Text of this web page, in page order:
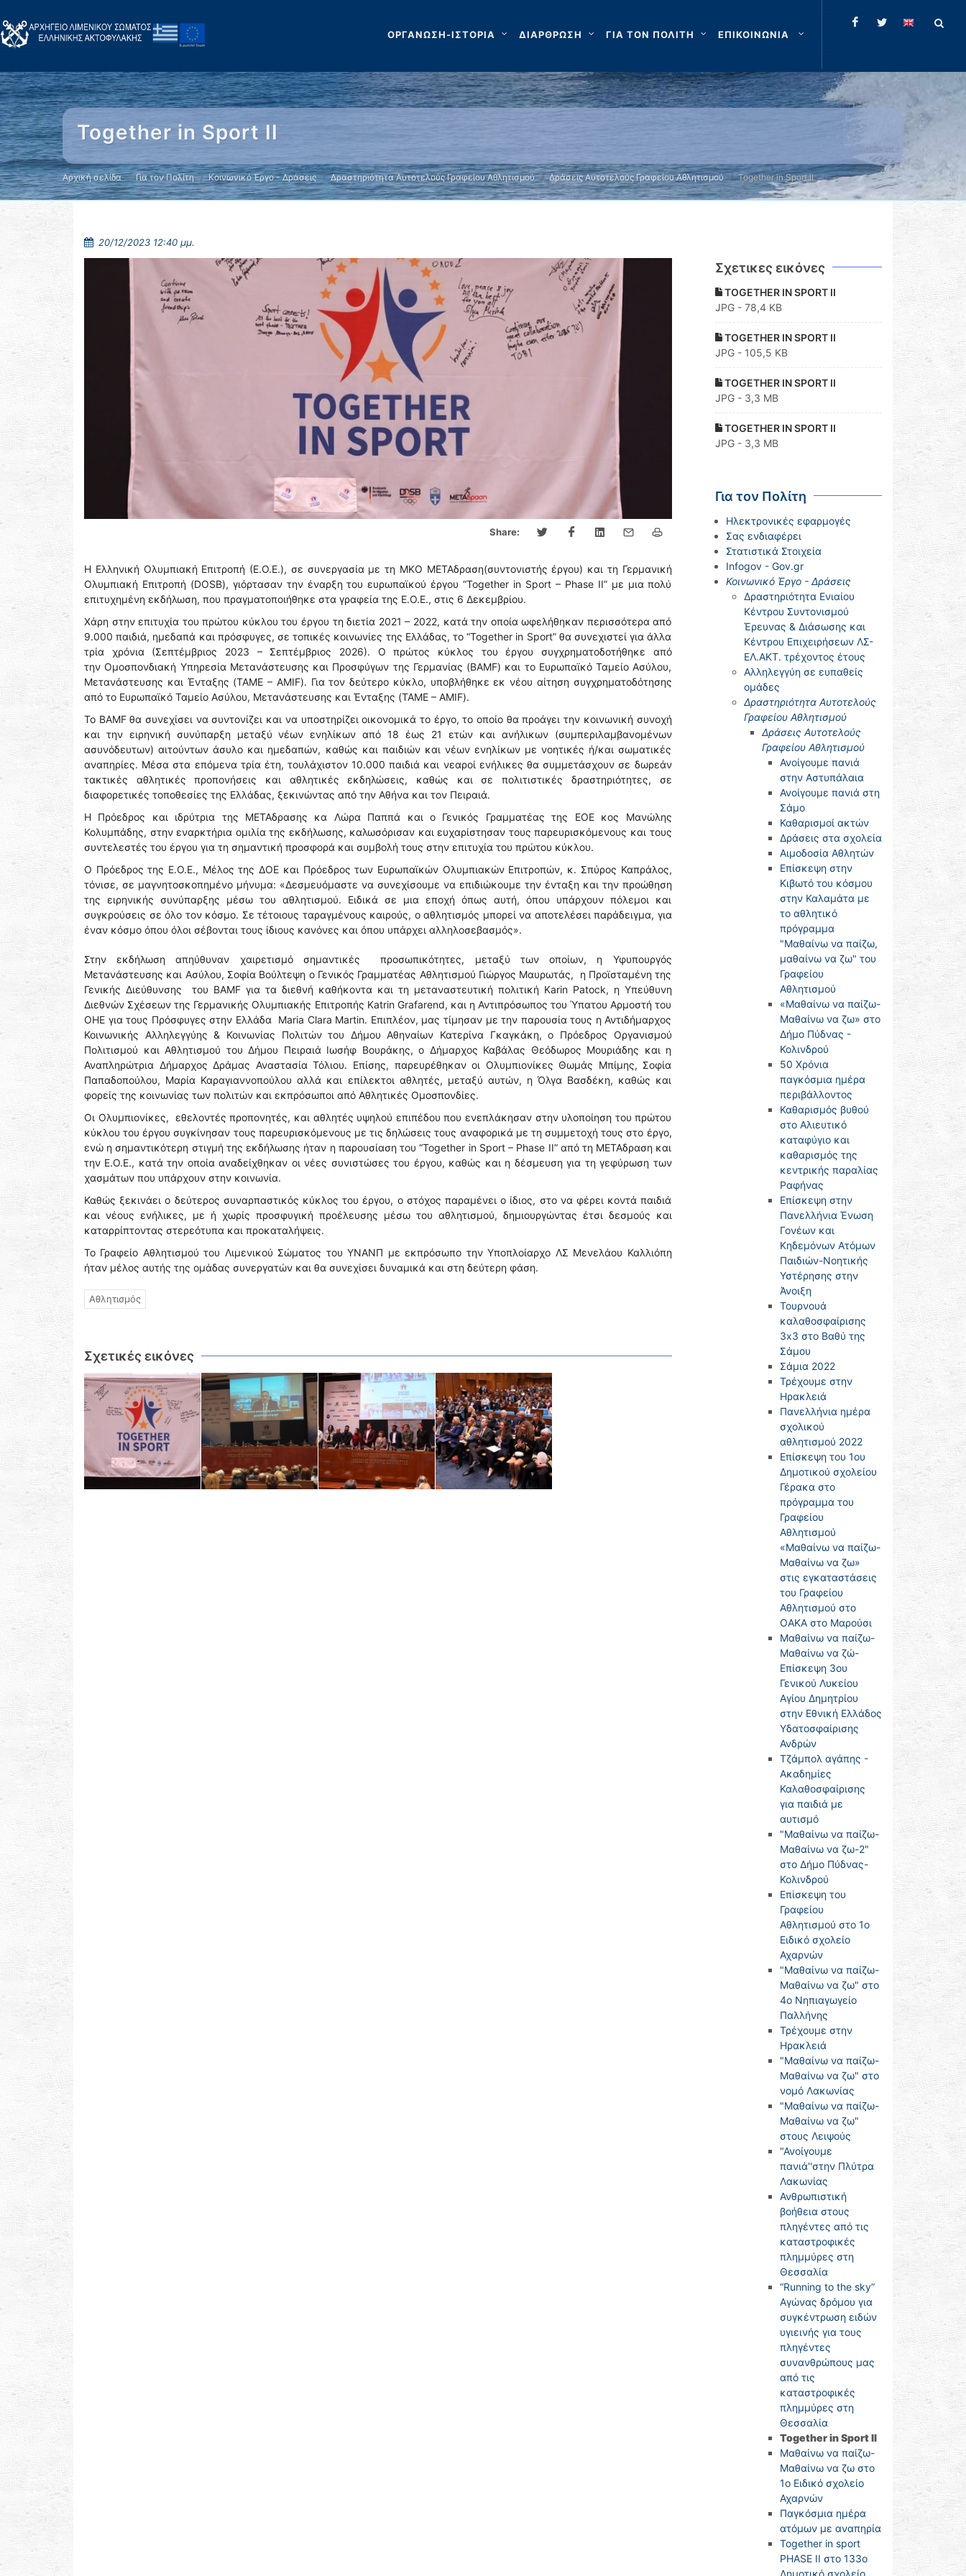
ΟΡΓΑΝΩΣΗ-ΙΣΤΟΡΙΑ ΔΙΑΡΘΡΩΣΗ ΓΙΑ ΤΟΝ ΠΟΛΙΤΗ ΕΠΙΚΟΙΝΩΝΙΑ
Together in Sport II
Αρχική σελίδα Για τον Πολίτη Κοινωνικό Έργο - Δράσεις Δραστηριότητα Αυτοτελούς Γραφείου Αθλητισμού Δράσεις Αυτοτελούς Γραφείου Αθλητισμού Together in Sport II
20/12/2023 12:40 μμ.
Share:
Η Ελληνική Ολυμπιακή Επιτροπή (Ε.Ο.Ε.), σε συνεργασία με τη ΜΚΟ ΜΕΤΑδραση(συντονιστής έργου) και τη Γερμανική
Ολυμπιακή Επιτροπή (DOSB), γιόρτασαν την έναρξη του ευρωπαϊκού έργου “Together in Sport – Phase II” με μια πολύ
επιτυχημένη εκδήλωση, που πραγματοποιήθηκε στα γραφεία της Ε.Ο.Ε., στις 6 Δεκεμβρίου.
Χάρη στην επιτυχία του πρώτου κύκλου του έργου τη διετία 2021 – 2022, κατά την οποία ωφελήθηκαν περισσότερα από
9.000 παιδιά, ημεδαπά και πρόσφυγες, σε τοπικές κοινωνίες της Ελλάδας, το “Together in Sport” θα συνεχιστεί για άλλα
τρία χρόνια (Σεπτέμβριος 2023 – Σεπτέμβριος 2026). Ο πρώτος κύκλος του έργου συγχρηματοδοτήθηκε από
την Ομοσπονδιακή Υπηρεσία Μετανάστευσης και Προσφύγων της Γερμανίας (BAMF) και το Ευρωπαϊκό Ταμείο Ασύλου,
Μετανάστευσης και Ένταξης (TAME – AMIF). Για τον δεύτερο κύκλο, υποβλήθηκε εκ νέου αίτηση συγχρηματοδότησης
από το Ευρωπαϊκό Ταμείο Ασύλου, Μετανάστευσης και Ένταξης (TAME – AMIF).
Το BAMF θα συνεχίσει να συντονίζει και να υποστηρίζει οικονομικά το έργο, το οποίο θα προάγει την κοινωνική συνοχή
και την ειρηνική συνύπαρξη μεταξύ νέων ενηλίκων από 18 έως 21 ετών και ανήλικων (συμπεριλαμβανομένων
ασυνόδευτων) αιτούντων άσυλο και ημεδαπών, καθώς και παιδιών και νέων ενηλίκων με νοητικές ή/και σωματικές
αναπηρίες. Μέσα στα επόμενα τρία έτη, τουλάχιστον 10.000 παιδιά και νεαροί ενήλικες θα συμμετάσχουν σε δωρεάν
τακτικές αθλητικές προπονήσεις και αθλητικές εκδηλώσεις, καθώς και σε πολιτιστικές δραστηριότητες, σε
διαφορετικές τοποθεσίες της Ελλάδας, ξεκινώντας από την Αθήνα και τον Πειραιά.
Η Πρόεδρος και ιδρύτρια της ΜΕΤΑδρασης κα Λώρα Παππά και ο Γενικός Γραμματέας της ΕΟΕ κος Μανώλης
Κολυμπάδης, στην εναρκτήρια ομιλία της εκδήλωσης, καλωσόρισαν και ευχαρίστησαν τους παρευρισκόμενους και τους
συντελεστές του έργου για τη σημαντική προσφορά και συμβολή τους στην επιτυχία του πρώτου κύκλου.
Ο Πρόεδρος της Ε.Ο.Ε., Μέλος της ΔΟΕ και Πρόεδρος των Ευρωπαϊκών Ολυμπιακών Επιτροπών, κ. Σπύρος Καπράλος,
τόνισε, σε μαγνητοσκοπημένο μήνυμα: «Δεσμευόμαστε να συνεχίσουμε να επιδιώκουμε την ένταξη και την προώθηση
της ειρηνικής συνύπαρξης μέσω του αθλητισμού. Ειδικά σε μια εποχή όπως αυτή, όπου υπάρχουν πόλεμοι και
συγκρούσεις σε όλο τον κόσμο. Σε τέτοιους ταραγμένους καιρούς, ο αθλητισμός μπορεί να αποτελέσει παράδειγμα, για
έναν κόσμο όπου όλοι σέβονται τους ίδιους κανόνες και όπου υπάρχει αλληλοσεβασμός».
Στην εκδήλωση απηύθυναν χαιρετισμό σημαντικές προσωπικότητες, μεταξύ των οποίων, η Υφυπoυργός
Μετανάστευσης και Ασύλου, Σοφία Βούλτεψη ο Γενικός Γραμματέας Αθλητισμού Γιώργος Μαυρωτάς, η Προϊσταμένη της
Γενικής Διεύθυνσης του BAMF για τα διεθνή καθήκοντα και τη μεταναστευτική πολιτική Karin Patock, η Υπεύθυνη
Διεθνών Σχέσεων της Γερμανικής Ολυμπιακής Επιτροπής Katrin Grafarend, και η Αντιπρόσωπος του Ύπατου Αρμοστή του
ΟΗΕ για τους Πρόσφυγες στην Ελλάδα Maria Clara Martin. Επιπλέον, μας τίμησαν με την παρουσία τους η Αντιδήμαρχος
Κοινωνικής Αλληλεγγύης & Κοινωνίας Πολιτών του Δήμου Αθηναίων Κατερίνα Γκαγκάκη, ο Πρόεδρος Οργανισμού
Πολιτισμού και Αθλητισμού του Δήμου Πειραιά Ιωσήφ Βουράκης, ο Δήμαρχος Καβάλας Θεόδωρος Μουριάδης και η
Αναπληρώτρια Δήμαρχος Δράμας Αναστασία Τόλιου. Επίσης, παρευρέθηκαν οι Ολυμπιονίκες Θωμάς Μπίμης, Σοφία
Παπαδοπούλου, Μαρία Καραγιαννοπούλου αλλά και επίλεκτοι αθλητές, μεταξύ αυτών, η Όλγα Βασδέκη, καθώς και
φορείς της κοινωνίας των πολιτών και εκπρόσωποι από Αθλητικές Ομοσπονδίες.
Οι Ολυμπιονίκες, εθελοντές προπονητές, και αθλητές υψηλού επιπέδου που ενεπλάκησαν στην υλοποίηση του πρώτου
κύκλου του έργου συγκίνησαν τους παρευρισκόμενους με τις δηλώσεις τους αναφορικά με τη συμμετοχή τους στο έργο,
ενώ η σημαντικότερη στιγμή της εκδήλωσης ήταν η παρουσίαση του “Together in Sport – Phase ΙΙ” από τη ΜΕΤΑδραση και
την Ε.Ο.Ε., κατά την οποία αναδείχθηκαν οι νέες συνιστώσες του έργου, καθώς και η δέσμευση για τη γεφύρωση των
χασμάτων που υπάρχουν στην κοινωνία.
Καθώς ξεκινάει ο δεύτερος συναρπαστικός κύκλος του έργου, ο στόχος παραμένει ο ίδιος, στο να φέρει κοντά παιδιά
και νέους ενήλικες, με ή χωρίς προσφυγική προέλευσης μέσω του αθλητισμού, δημιουργώντας έτσι δεσμούς και
καταρρίπτοντας στερεότυπα και προκαταλήψεις.
Το Γραφείο Αθλητισμού του Λιμενικού Σώματος του ΥΝΑΝΠ με εκπρόσωπο την Υποπλοίαρχο ΛΣ Μενελάου Καλλιόπη
ήταν μέλος αυτής της ομάδας συνεργατών και θα συνεχίσει δυναμικά και στη δεύτερη φάση.
Αθλητισμός
Σχετικές εικόνες
Σχετικες εικόνες
TOGETHER IN SPORT II
JPG - 78,4 KB
TOGETHER IN SPORT II
JPG - 105,5 KB
TOGETHER IN SPORT II
JPG - 3,3 MB
TOGETHER IN SPORT II
JPG - 3,3 MB
Για τον Πολίτη
Ηλεκτρονικές εφαρμογές
Σας ενδιαφέρει
Στατιστικά Στοιχεία
Infogov - Gov.gr
Κοινωνικό Έργο - Δράσεις
Δραστηριότητα Ενιαίου
Κέντρου Συντονισμού
Έρευνας & Διάσωσης και
Κέντρου Επιχειρήσεων ΛΣ-
ΕΛ.ΑΚΤ. τρέχοντος έτους
Αλληλεγγύη σε ευπαθείς
ομάδες
Δραστηριότητα Αυτοτελούς
Γραφείου Αθλητισμού
Δράσεις Αυτοτελούς
Γραφείου Αθλητισμού
Ανοίγουμε πανιά
στην Αστυπάλαια
Ανοίγουμε πανιά στη
Σάμο
Καθαρισμοί ακτών
Δράσεις στα σχολεία
Αιμοδοσία Αθλητών
Επίσκεψη στην
Κιβωτό του κόσμου
στην Καλαμάτα με
το αθλητικό
πρόγραμμα
"Μαθαίνω να παίζω,
μαθαίνω να ζω" του
Γραφείου
Αθλητισμού
«Μαθαίνω να παίζω-
Μαθαίνω να ζω» στο
Δήμο Πύδνας -
Κολινδρού
50 Χρόνια
παγκόσμια ημέρα
περιβάλλοντος
Καθαρισμός βυθού
στο Αλιευτικό
καταφύγιο και
καθαρισμός της
κεντρικής παραλίας
Ραφήνας
Επίσκεψη στην
Πανελλήνια Ένωση
Γονέων και
Κηδεμόνων Ατόμων
Παιδιών-Νοητικής
Υστέρησης στην
Άνοιξη
Τουρνουά
καλαθοσφαίρισης
3x3 στο Βαθύ της
Σάμου
Σάμια 2022
Τρέχουμε στην
Ηρακλειά
Πανελλήνια ημέρα
σχολικού
αθλητισμού 2022
Επίσκεψη του 1ου
Δημοτικού σχολείου
Γέρακα στο
πρόγραμμα του
Γραφείου
Αθλητισμού
«Μαθαίνω να παίζω-
Μαθαίνω να ζω»
στις εγκαταστάσεις
του Γραφείου
Αθλητισμού στο
ΟΑΚΑ στο Μαρούσι
Μαθαίνω να παίζω-
Μαθαίνω να ζώ-
Επίσκεψη 3ου
Γενικού Λυκείου
Αγίου Δημητρίου
στην Εθνική Ελλάδος
Υδατοσφαίρισης
Ανδρών
Τζάμπολ αγάπης -
Ακαδημίες
Καλαθοσφαίρισης
για παιδιά με
αυτισμό
"Μαθαίνω να παίζω-
Μαθαίνω να ζω-2"
στο Δήμο Πύδνας-
Κολινδρού
Επίσκεψη του
Γραφείου
Αθλητισμού στο 1ο
Ειδικό σχολείο
Αχαρνών
"Μαθαίνω να παίζω-
Μαθαίνω να ζω" στο
4o Νηπιαγωγείο
Παλλήνης
Τρέχουμε στην
Ηρακλειά
"Μαθαίνω να παίζω-
Μαθαίνω να ζω" στο
νομό Λακωνίας
"Μαθαίνω να παίζω-
Μαθαίνω να ζω"
στους Λειψούς
"Ανοίγουμε
πανιά''στην Πλύτρα
Λακωνίας
Ανθρωπιστική
βοήθεια στους
πληγέντες από τις
καταστροφικές
πλημμύρες στη
Θεσσαλία
“Running to the sky”
Αγώνας δρόμου για
συγκέντρωση ειδών
υγιεινής για τους
πληγέντες
συνανθρώπους μας
από τις
καταστροφικές
πλημμύρες στη
Θεσσαλία
Together in Sport II
Μαθαίνω να παίζω-
Μαθαίνω να ζω στο
1ο Ειδικό σχολείο
Αχαρνών
Παγκόσμια ημέρα
ατόμων με αναπηρία
Together in sport
PHASE II στο 133ο
Δημοτικό σχολείο